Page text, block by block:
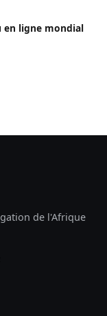
en ligne mondial
de l'Afrique